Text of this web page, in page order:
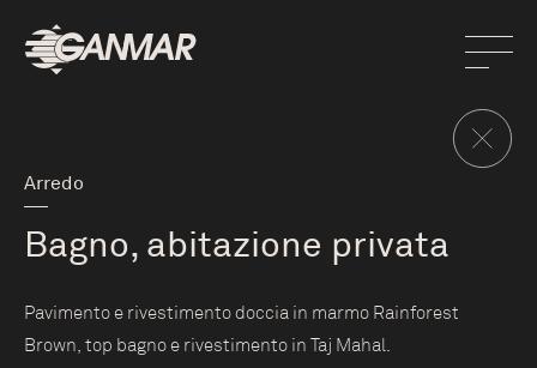
Arredo
Bagno, abitazione privata
Pavimento e rivestimento doccia in marmo Rainforest
Brown, top bagno e rivestimento in Taj Mahal.